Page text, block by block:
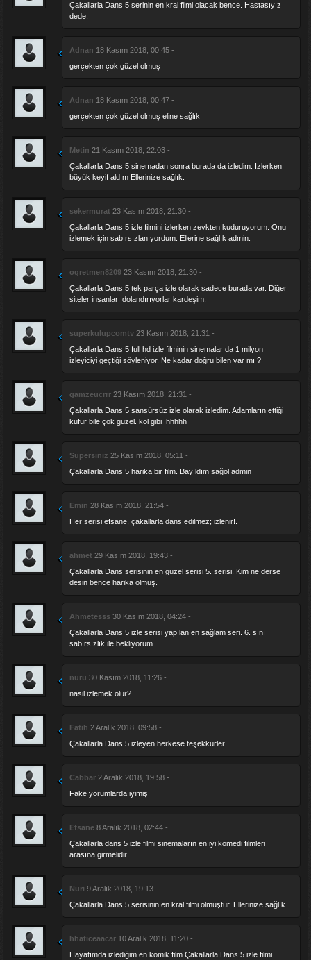
Çakallarla Dans 5 serinin en kral filmi olacak bence. Hastasıyız
dede.
Adnan 18 Kasım 2018, 00:45 -
gerçekten çok güzel olmuş
Adnan 18 Kasım 2018, 00:47 -
gerçekten çok güzel olmuş eline sağlık
Metin 21 Kasım 2018, 22:03 -
Çakallarla Dans 5 sinemadan sonra burada da izledim. İzlerken
büyük keyif aldım Ellerinize sağlık.
sekermurat 23 Kasım 2018, 21:30 -
Çakallarla Dans 5 izle filmini izlerken zevkten kuduruyorum. Onu
izlemek için sabırsızlanıyordum. Ellerine sağlık admin.
ogretmen8209 23 Kasım 2018, 21:30 -
Çakallarla Dans 5 tek parça izle olarak sadece burada var. Diğer
siteler insanları dolandırıyorlar kardeşim.
superkulupcomtv 23 Kasım 2018, 21:31 -
Çakallarla Dans 5 full hd izle filminin sinemalar da 1 milyon
izleyiciyi geçtiği söyleniyor. Ne kadar doğru bilen var mı ?
gamzeucrrr 23 Kasım 2018, 21:31 -
Çakallarla Dans 5 sansürsüz izle olarak izledim. Adamların ettiği
küfür bile çok güzel. kol gibi ıhhhhh
Supersiniz 25 Kasım 2018, 05:11 -
Çakallarla Dans 5 harika bir film. Bayıldım sağol admin
Emin 28 Kasım 2018, 21:54 -
Her serisi efsane, çakallarla dans edilmez; izlenir!.
ahmet 29 Kasım 2018, 19:43 -
Çakallarla Dans serisinin en güzel serisi 5. serisi. Kim ne derse
desin bence harika olmuş.
Ahmetesss 30 Kasım 2018, 04:24 -
Çakallarla Dans 5 izle serisi yapılan en sağlam seri. 6. sını
sabırsızlık ile bekliyorum.
nuru 30 Kasım 2018, 11:26 -
nasil izlemek olur?
Fatih 2 Aralık 2018, 09:58 -
Çakallarla Dans 5 izleyen herkese teşekkürler.
Cabbar 2 Aralık 2018, 19:58 -
Fake yorumlarda iyimiş
Efsane 8 Aralık 2018, 02:44 -
Çakallarla dans 5 izle filmi sinemaların en iyi komedi filmleri
arasına girmelidir.
Nuri 9 Aralık 2018, 19:13 -
Çakallarla Dans 5 serisinin en kral filmi olmuştur. Ellerinize sağlık
hhaticeaacar 10 Aralık 2018, 11:20 -
Hayatımda izlediğim en komik film Çakallarla Dans 5 izle filmi